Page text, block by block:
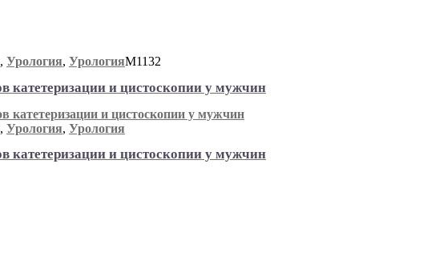
, Урология, УрологияМ1132
катетеризации и цистоскопии у мужчин
, Урология, Урология
катетеризации и цистоскопии у мужчин